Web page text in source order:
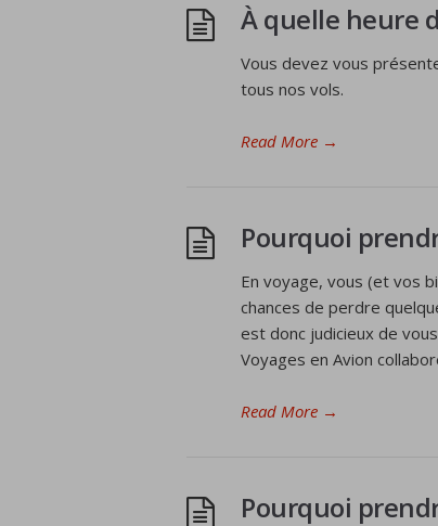
À quelle heure
Vous devez vous
tous nos vols.
Read More →
Pourquoi
En voyage, vous (et vos
chances de perdre
est donc judicieux de
Voyages en Avion
Read More →
Pourquoi